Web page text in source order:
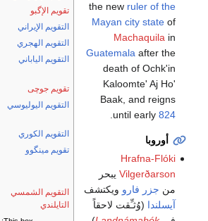
تقويم الإگبو
التقويم الإيراني
التقويم الهجري
التقويم الياباني
تقويم جوچى
التقويم اليوليوسي
التقويم الكوري
تقويم مينگوو
التقويم الشمسي
التايلندي
the new ruler of the
Mayan city stateof
Machaquila in
Guatemala after the
death of Ochk'in
Kaloomte' Aj Ho'
Baak, and reigns
until early 824
أوروبا
Hrafna-Flóki
Vilgerðarson يبحر
من جزر فارو ويكتشف
آيسلندا (وُثـِّقت لاحقاً